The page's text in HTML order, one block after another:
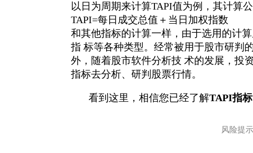
以日为周期来计算TAPI值为例，其计算公
TAPI=每日成交总值＋当日加权指数
和其他指标的计算一样，由于选用的计
指 标等各种类型。经常被用于股市研判
外，随着股市软件分析技 术的发展，投
指标去分析、研判股票行情。
看到这里，相信您已经了解TAPI指标
风险提